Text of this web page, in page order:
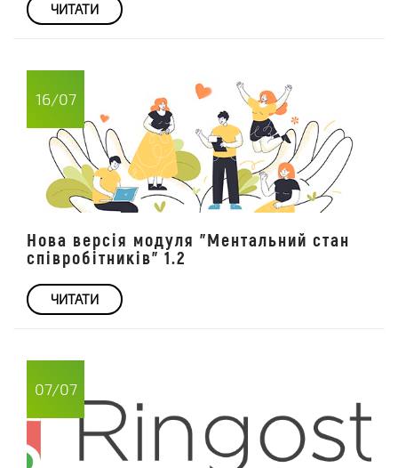
ЧИТАТИ
16/07
Нова версія модуля "Ментальний стан
співробітників" 1.2
ЧИТАТИ
07/07